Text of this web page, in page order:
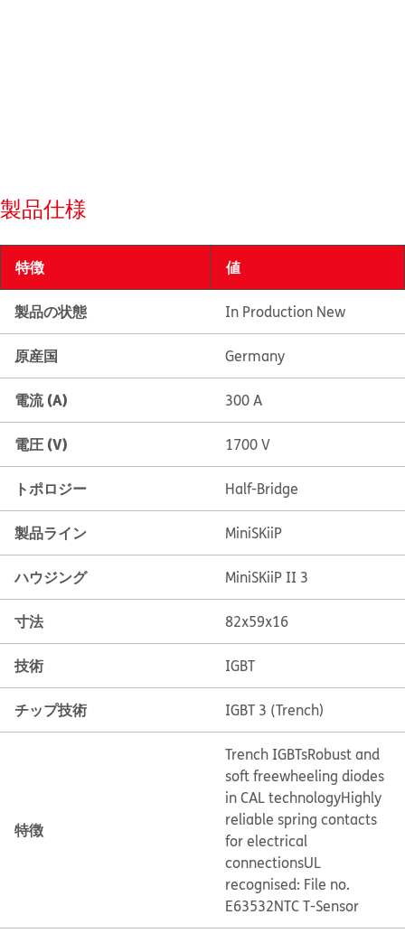
製品仕様
特徴 値
製品の状態 In Production New
原産国 Germany
電流 (A) 300 A
電圧 (V) 1700 V
トポロジー Half-Bridge
製品ライン MiniSKiiP
ハウジング MiniSKiiP II 3
寸法 82x59x16
技術 IGBT
チップ技術 IGBT 3 (Trench)
特徴
Trench IGBTsRobust and
soft freewheeling diodes
in CAL technologyHighly
reliable spring contacts
for electrical
connectionsUL
recognised: File no.
E63532NTC T-Sensor